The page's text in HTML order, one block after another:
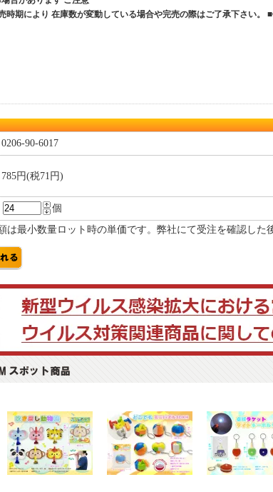
時期により 在庫数が変動している場合や完売の際はご了承下さい。
0206-90-6017
785円(税71円)
個
最小数量ロット時の単価です。弊社にて受注を確認した